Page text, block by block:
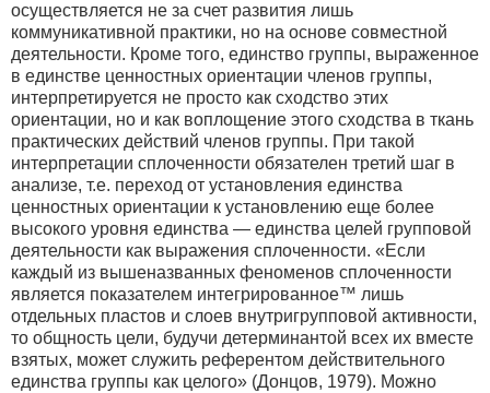
осуществляется не за счет развития лишь
коммуникативной практики, но на основе совместной
деятельности. Кроме того, единство группы, выраженное
в единстве ценностных ориентации членов группы,
интерпретируется не просто как сходство этих
ориентации, но и как воплощение этого сходства в ткань
практических действий членов группы. При такой
интерпретации сплоченности обязателен третий шаг в
анализе, т.е. переход от установления единства
ценностных ориентации к установлению еще более
высокого уровня единства — единства целей групповой
деятельности как выражения сплоченности. «Если
каждый из вышеназванных феноменов сплоченности
является показателем интегрированное™ лишь
отдельных пластов и слоев внутригрупповой активности,
то общность цели, будучи детерминантой всех их вместе
взятых, может служить референтом действительного
единства группы как целого» (Донцов, 1979). Можно